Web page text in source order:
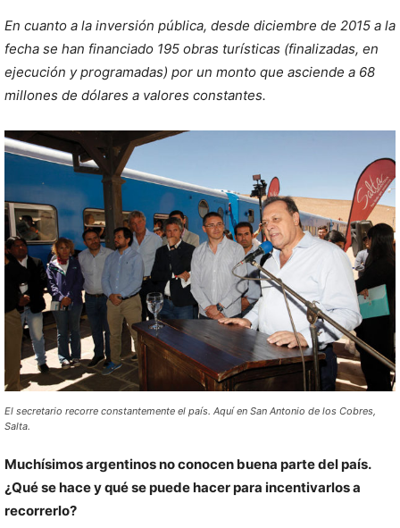
En cuanto a la inversión pública, desde diciembre de 2015 a la
fecha se han financiado 195 obras turísticas (finalizadas, en
ejecución y programadas) por un monto que asciende a 68
millones de dólares a valores constantes.
El secretario recorre constantemente el país. Aquí en San Antonio de los Cobres,
Salta.
Muchísimos argentinos no conocen buena parte del país.
¿Qué se hace y qué se puede hacer para incentivarlos a
recorrerlo?